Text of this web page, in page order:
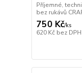
Příjemné,
bez rukávů
750 Kč/ks
620 Kč bez DPH